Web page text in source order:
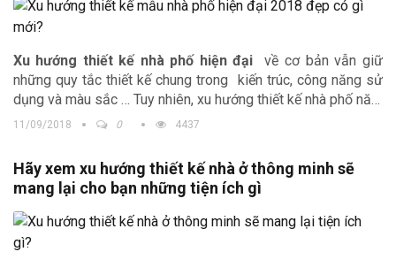
Xu hướng thiết kế nhà phố hiện đại về cơ bản vẫn giữ
những quy tắc thiết kế chung trong kiến trúc, công năng sử
dụng và màu sắc … Tuy nhiên, xu hướng thiết kế nhà phố năm
nay có một vài nét nổi bật mà chắc chắn sau khi giới thiệu,
nhà phố hiện đại, hợp thời của mình.
11/09/2018 0 4437
Hãy xem xu hướng thiết kế nhà ở thông minh sẽ
mang lại cho bạn những tiện ích gì